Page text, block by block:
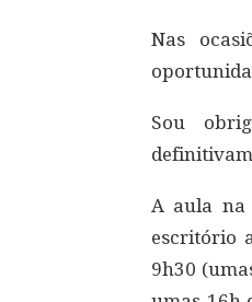
Nas
Sou
A aula na
escritório
9h30